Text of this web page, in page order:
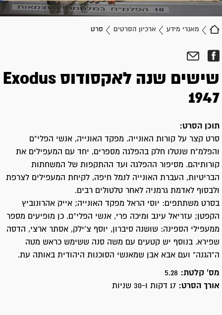
מאגרי מידע ארכיון הסרטים סרט
שישים שנה לאקסודוס Exodus
1947
תוכן הסרט:
סרט קצר על קורות האונייה. מפקד האונייה, אנשי הפלי"ם
והפלמ"ח שנטלו חלק בהפלגה מספרים, יחד עם המעפילים את
קורותיהם. מסיפור ההפלגה ועד ההתקפות של המשחתות
הבריטיות, העברת האונייה לנמל חיפה, לקיחת המעפילים לצרפת
ולבסוף לאדמת גרמניה לאחר טלטולים רבים.
בסרט משתתפים: יוסי הראל מפקד האונייה; אייק אהרונוביץ
הקפטן; עזריאל עינב ומיכה פרי, אנשי הפלי"ם. כן מופיעים מספר
ממעפילי הספינה: שושנה סיברון, יוסף צ'ילק, אסתר ארצי, הדסה
שפירא. בנוסף יש קטעים עם משה סנה ששימש כראש מטה
ה"הגנה" ועם אבא אבן שמאנשי הסוכנות היהודית באותה עת.
מס' קלטת:
אורך הסרט: